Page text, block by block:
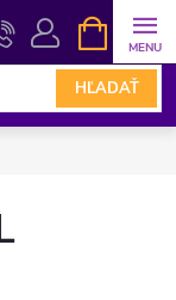
HĽADAŤ
KOŠÍK